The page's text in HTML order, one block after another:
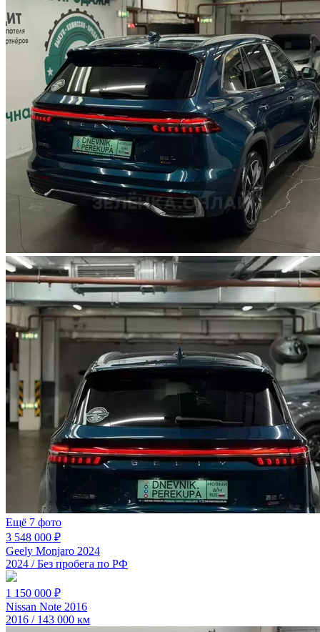
Ещё 7 фото
3 548 000 ₽
Geely Monjaro 2024
2024 / Без пробега по РФ
1 150 000 ₽
Nissan Note 2016
2016 / 143 000 км